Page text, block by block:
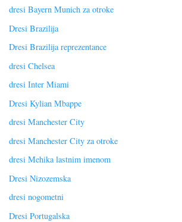
dresi Bayern Munich za otroke
Dresi Brazilija
Dresi Brazilija reprezentance
dresi Chelsea
dresi Inter Miami
Dresi Kylian Mbappe
dresi Manchester City
dresi Manchester City za otroke
dresi Mehika lastnim imenom
Dresi Nizozemska
dresi nogometni
Dresi Portugalska